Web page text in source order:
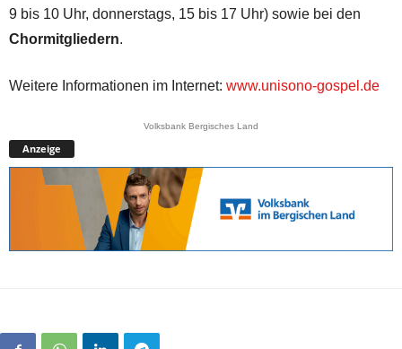
9 bis 10 Uhr, donnerstags, 15 bis 17 Uhr) sowie bei den
Chormitgliedern.
Weitere Informationen im Internet: www.unisono-gospel.de
Volksbank Bergisches Land
Anzeige